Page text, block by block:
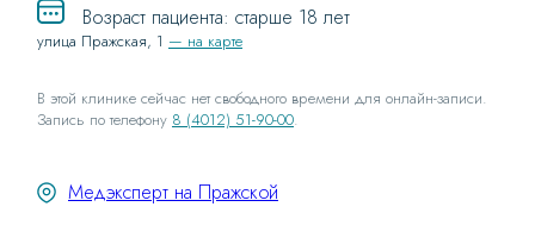
Возраст пациента: старше 18 лет
улица Пражская, 1 — на карте
В этой клинике сейчас нет свободного времени для онлайн-записи.
Запись по телефону 8 (4012) 51-90-00.
Медэксперт на Пражской